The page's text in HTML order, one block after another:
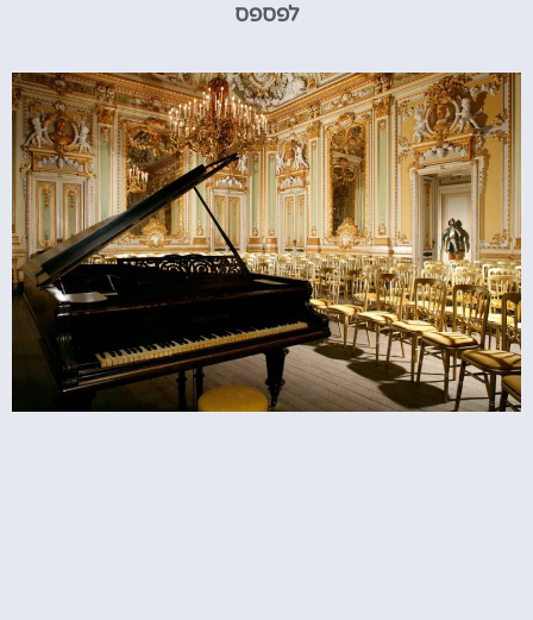
לפספס